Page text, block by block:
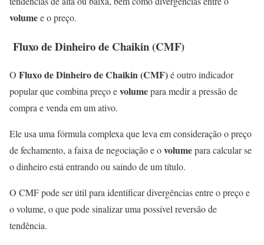
volumee o preço.
Fluxo de Dinheiro de Chaikin (CMF)
O Fluxo de Dinheiro de Chaikin (CMF)é outro indicador
popular que combina preço evolumepara medir a pressão de
compra e venda em um ativo.
Ele usa uma fórmula complexa que leva em consideração o preço
de fechamento, a faixa de negociação e ovolumepara calcular se
o dinheiro está entrando ou saindo de um título.
O CMF pode ser útil para identificar divergências entre o preço e
o volume, o que pode sinalizar uma possível reversão de
tendência.